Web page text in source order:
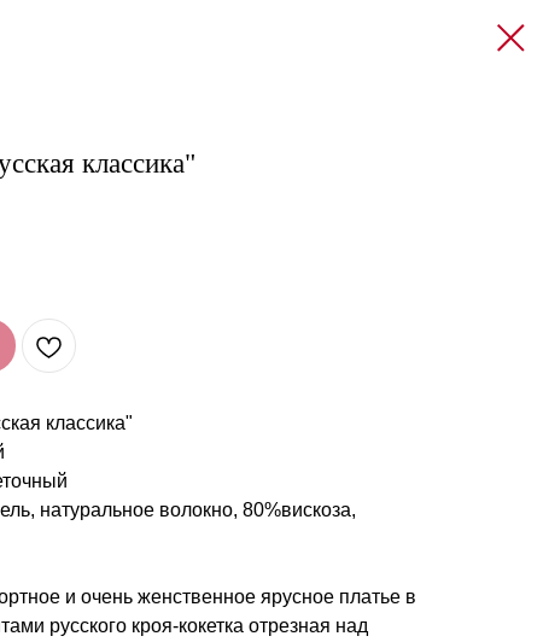
классика"
классика"
натуральное волокно, 80%вискоза,
и очень женственное ярусное платье в
русского кроя-кокетка отрезная над